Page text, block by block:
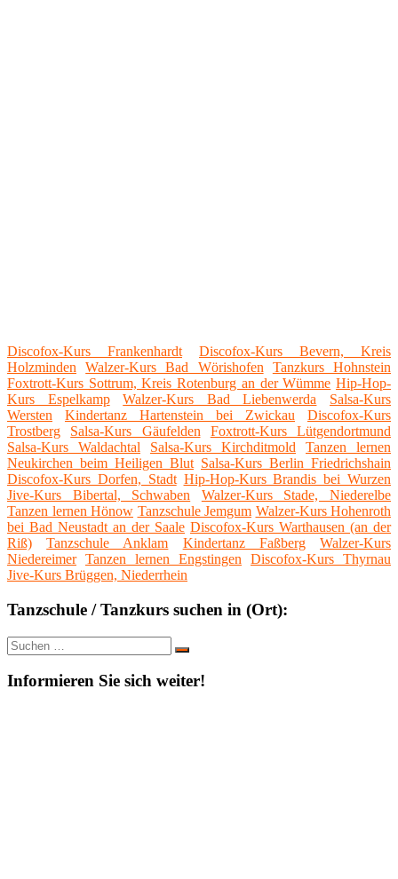
Discofox-Kurs Frankenhardt
Discofox-Kurs Bevern, Kreis
Holzminden
Walzer-Kurs Bad Wörishofen
Tanzkurs Hohnstein
Foxtrott-Kurs Sottrum, Kreis Rotenburg an der Wümme Hip-Hop-
Kurs Espelkamp
Walzer-Kurs Bad Liebenwerda
Salsa-Kurs
Wersten
Kindertanz Hartenstein bei Zwickau
Discofox-Kurs
Trostberg
Salsa-Kurs Gäufelden
Foxtrott-Kurs Lütgendortmund
Salsa-Kurs Waldachtal
Salsa-Kurs Kirchditmold
Tanzen lernen
Neukirchen beim Heiligen Blut Salsa-Kurs Berlin Friedrichshain
Discofox-Kurs Dorfen, Stadt Hip-Hop-Kurs Brandis bei Wurzen
Jive-Kurs Bibertal, Schwaben
Walzer-Kurs Stade, Niederelbe
Tanzen lernen Hönow Tanzschule Jemgum Walzer-Kurs Hohenroth
bei Bad Neustadt an der Saale Discofox-Kurs Warthausen (an der
Riß)
Tanzschule Anklam Kindertanz Faßberg
Walzer-Kurs
Niedereimer Tanzen lernen Engstingen
Discofox-Kurs Thyrnau
Jive-Kurs Brüggen, Niederrhein
Tanzschule / Tanzkurs suchen in (Ort):
Suche
nach:
Suchen
Informieren Sie sich weiter!